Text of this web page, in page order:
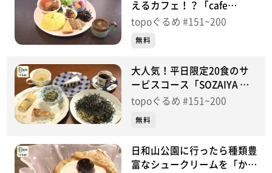
えるカフェ！？「cafe
cocco」（宮城野区田子）＃
topoぐるめ #151~200
無料
大人気！平日限定20食のサ
ービスコース「SOZAIYA 味
六亭」（石巻市大街道西）＃
topoぐるめ #151~200
無料
日和山公園に行ったら種類豊
富なシュークリームを「かざ